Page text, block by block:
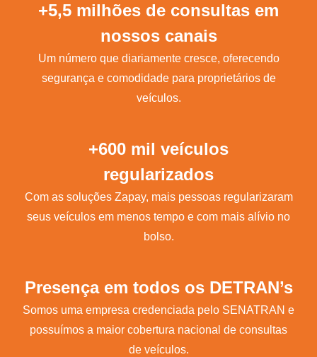
+5,5 milhões de consultas em
nossos canais
Um número que diariamente cresce, oferecendo
segurança e comodidade para proprietários de
veículos.
+600 mil veículos
regularizados
Com as soluções Zapay, mais pessoas regularizaram
seus veículos em menos tempo e com mais alívio no
bolso.
Presença em todos os DETRAN’s
Somos uma empresa credenciada pelo SENATRAN e
possuímos a maior cobertura nacional de consultas
de veículos.